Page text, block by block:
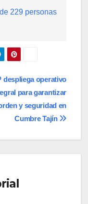
229 personas
despliega operativo
para garantizar
y seguridad en
Cumbre Tajín